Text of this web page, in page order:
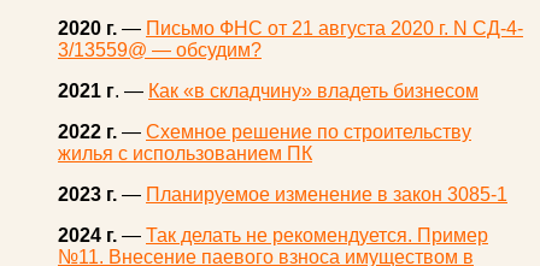
2020 г. — Письмо ФНС от 21 августа 2020 г. N СД-4-
3/13559@ — обсудим?
2021 г. — Как «в складчину» владеть бизнесом
2022 г. — Схемное решение по строительству
жилья с использованием ПК
2023 г. — Планируемое изменение в закон 3085-1
2024 г. — Так делать не рекомендуется. Пример
№11. Внесение паевого взноса имуществом в